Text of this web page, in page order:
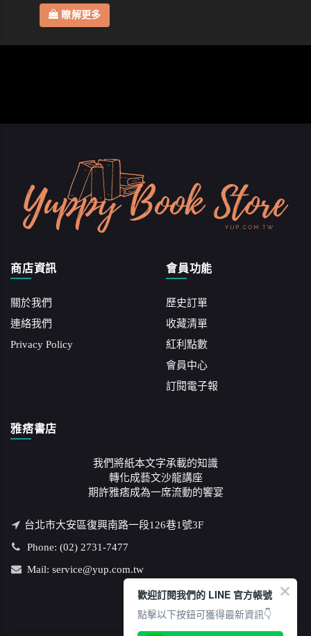
瞭解更多
商店資訊
關於我們
連絡我們
Privacy Policy
會員功能
歷史訂單
收藏清單
紅利點數
會員中心
訂閱電子報
雅痞書店
我們將紙本文字承載的知識
轉化成藝文沙龍講座
期許雅痞成為一席流動的饗宴
台北市大安區復興南路一段126巷1號3F
Phone: (02) 2731-7477
Mail: service@yup.com.tw
歡迎訂閱我們的 LINE 官方帳號
點擊以下按鈕可獲得最新資訊👇